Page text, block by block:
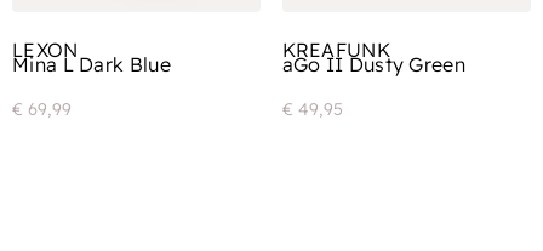
Mina L Dark Blue
LEXON
€ 69,99
aGo II Dusty Green
KREAFUNK
€ 49,95